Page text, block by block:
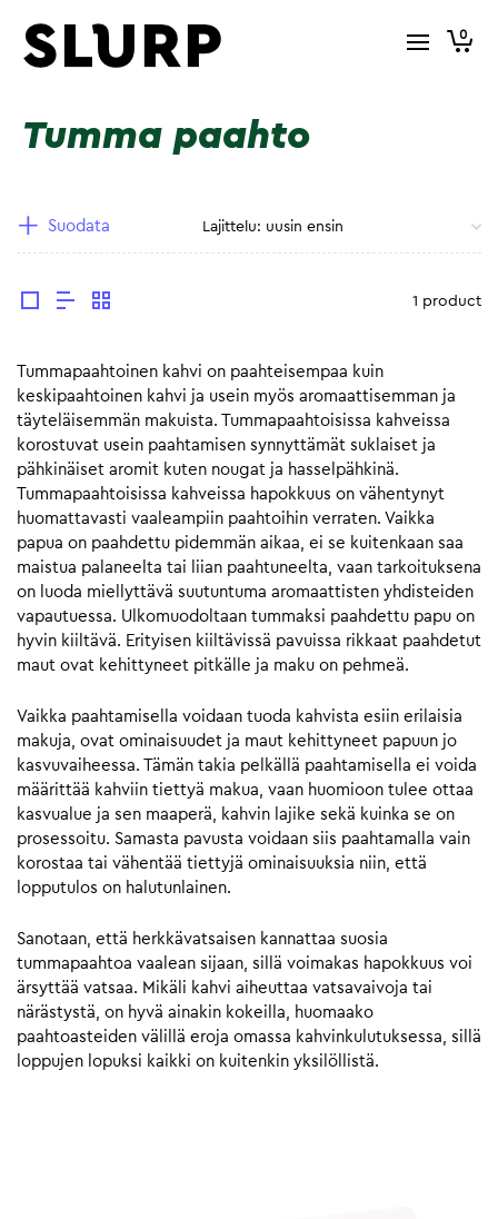
0
Tumma paahto
Suodata
1 product
Tummapaahtoinen kahvi on paahteisempaa kuin
keskipaahtoinen kahvi ja usein myös aromaattisemman ja
täyteläisemmän makuista. Tummapaahtoisissa kahveissa
korostuvat usein paahtamisen synnyttämät suklaiset ja
pähkinäiset aromit kuten nougat ja hasselpähkinä.
Tummapaahtoisissa kahveissa hapokkuus on vähentynyt
huomattavasti vaaleampiin paahtoihin verraten. Vaikka
papua on paahdettu pidemmän aikaa, ei se kuitenkaan saa
maistua palaneelta tai liian paahtuneelta, vaan tarkoituksena
on luoda miellyttävä suutuntuma aromaattisten yhdisteiden
vapautuessa. Ulkomuodoltaan tummaksi paahdettu papu on
hyvin kiiltävä. Erityisen kiiltävissä pavuissa rikkaat paahdetut
maut ovat kehittyneet pitkälle ja maku on pehmeä.
Vaikka paahtamisella voidaan tuoda kahvista esiin erilaisia
makuja, ovat ominaisuudet ja maut kehittyneet papuun jo
kasvuvaiheessa. Tämän takia pelkällä paahtamisella ei voida
määrittää kahviin tiettyä makua, vaan huomioon tulee ottaa
kasvualue ja sen maaperä, kahvin lajike sekä kuinka se on
prosessoitu. Samasta pavusta voidaan siis paahtamalla vain
korostaa tai vähentää tiettyjä ominaisuuksia niin, että
lopputulos on halutunlainen.
Sanotaan, että herkkävatsaisen kannattaa suosia
tummapaahtoa vaalean sijaan, sillä voimakas hapokkuus voi
ärsyttää vatsaa. Mikäli kahvi aiheuttaa vatsavaivoja tai
närästystä, on hyvä ainakin kokeilla, huomaako
paahtoasteiden välillä eroja omassa kahvinkulutuksessa, sillä
loppujen lopuksi kaikki on kuitenkin yksilöllistä.